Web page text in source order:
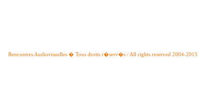
Rencontres Audiovisuelles � Tous droits r�serv�s / All rights reserved 2004-2015